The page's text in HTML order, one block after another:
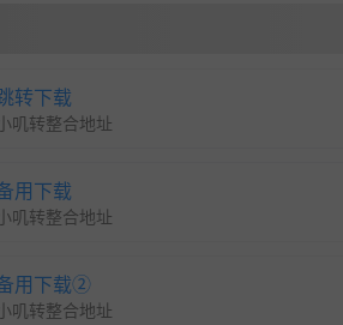
转下载
叽转整合地址
用下载
叽转整合地址
用下载②
叽转整合地址